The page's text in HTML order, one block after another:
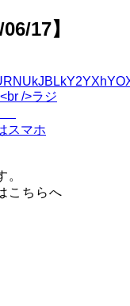
17】
。
こちらへ